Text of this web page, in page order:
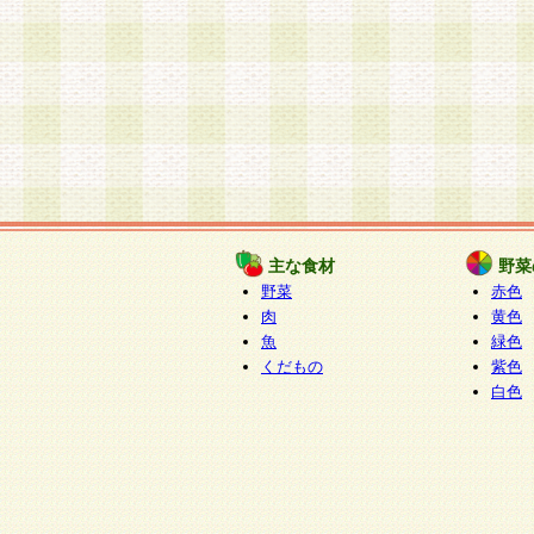
主な食材
野菜
肉
魚
くだもの
野
赤色
黄色
緑色
紫色
白色